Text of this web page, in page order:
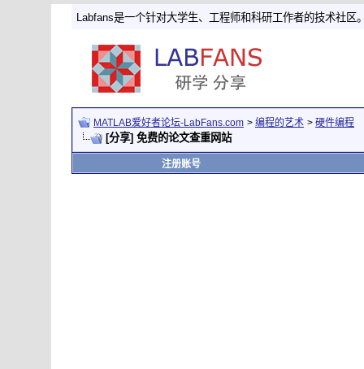
Labfans是一个针对大学生、工程师和科研工作者的技术社区
MATLAB爱好者论坛-LabFans.com > 编程的艺术 > 硬件编程
[分享] 免费的论文查重网站
注册账号